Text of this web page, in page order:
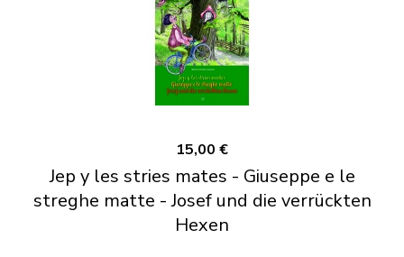
15,00 €
Jep y les stries mates - Giuseppe e le
streghe matte - Josef und die verrückten
Hexen